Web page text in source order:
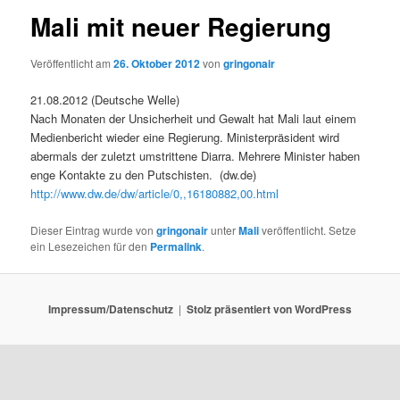
Mali mit neuer Regierung
Veröffentlicht am26. Oktober 2012vongringonair
21.08.2012 (Deutsche Welle)
Nach Monaten der Unsicherheit und Gewalt hat Mali laut einem
Medienbericht wieder eine Regierung. Ministerpräsident wird
abermals der zuletzt umstrittene Diarra. Mehrere Minister haben
enge Kontakte zu den Putschisten. (dw.de)
http://www.dw.de/dw/article/0,,16180882,00.html
Dieser Eintrag wurde vongringonairunterMaliveröffentlicht. Setze
ein Lesezeichen für den Permalink.
Impressum/Datenschutz Stolz präsentiert von WordPress